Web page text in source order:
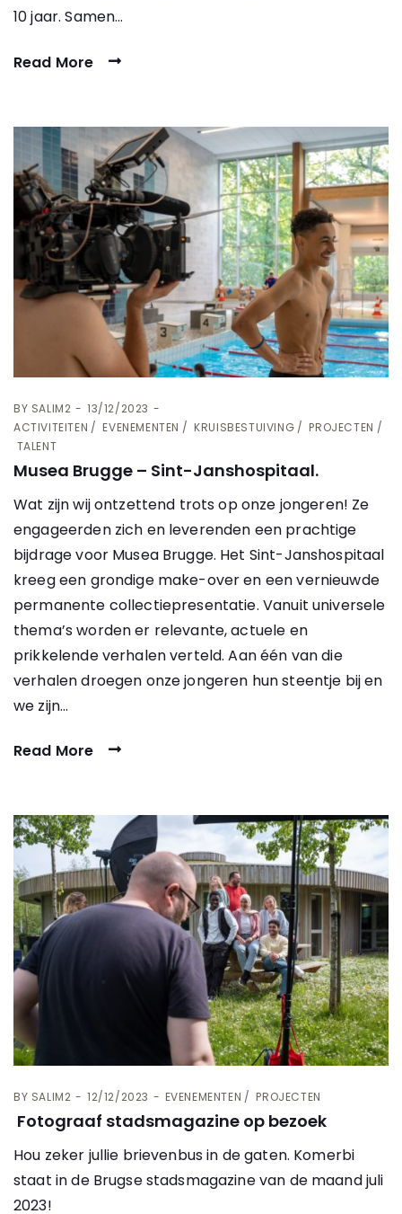
10 jaar. Samen…
Read More
BY SALIM2
13/12/2023
ACTIVITEITEN
EVENEMENTEN KRUISBESTUIVING
PROJECTEN
TALENT
Musea Brugge – Sint-Janshospitaal.
Wat zijn wij ontzettend trots op onze jongeren! Ze
engageerden zich en leverenden een prachtige
bijdrage voor Musea Brugge. Het Sint-Janshospitaal
kreeg een grondige make-over en een vernieuwde
permanente collectiepresentatie. Vanuit universele
thema’s worden er relevante, actuele en
prikkelende verhalen verteld. Aan één van die
verhalen droegen onze jongeren hun steentje bij en
we zijn…
Read More
BY SALIM2 12/12/2023 EVENEMENTEN PROJECTEN
Fotograaf stadsmagazine op bezoek
Hou zeker jullie brievenbus in de gaten. Komerbi
staat in de Brugse stadsmagazine van de maand juli
2023!